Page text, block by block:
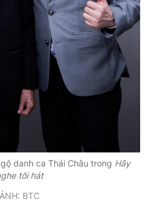
danh ca Thái Châu trong Hãy
tôi hát
ẢNH: BTC